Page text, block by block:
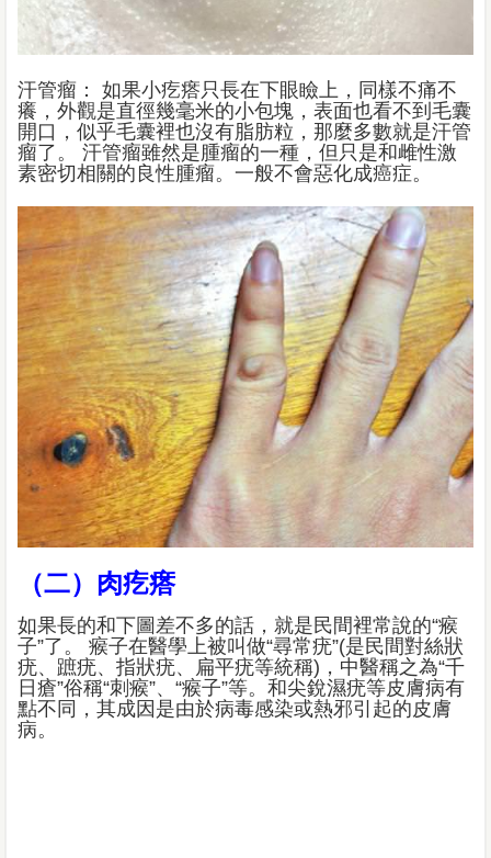
汗管瘤： 如果小疙瘩只長在下眼瞼上，同樣不痛不
癢，外觀是直徑幾毫米的小包塊，表面也看不到毛囊
開口，似乎毛囊裡也沒有脂肪粒，那麼多數就是汗管
瘤了。 汗管瘤雖然是腫瘤的一種，但只是和雌性激
素密切相關的良性腫瘤。一般不會惡化成癌症。
（二）肉疙瘩
如果長的和下圖差不多的話，就是民間裡常說的“瘊
子”了。 瘊子在醫學上被叫做“尋常疣”(是民間對絲狀
疣、蹠疣、指狀疣、扁平疣等統稱)，中醫稱之為“千
日瘡”俗稱“刺瘊”、“瘊子”等。和尖銳濕疣等皮膚病有
點不同，其成因是由於病毒感染或熱邪引起的皮膚
病。